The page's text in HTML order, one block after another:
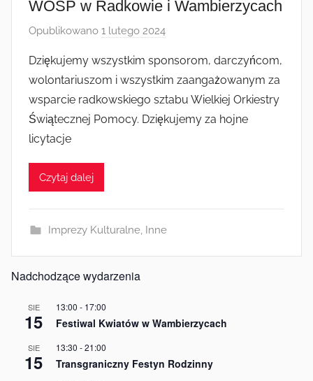
WOŚP w Radkowie i Wambierzycach
Opublikowano 1 lutego 2024
z
e
z
a
Dziękujemy wszystkim sponsorom, darczyńcom,
wolontariuszom i wszystkim zaangażowanym za
wsparcie radkowskiego sztabu Wielkiej Orkiestry
Świątecznej Pomocy. Dziękujemy za hojne
licytacje
Czytaj dalej
Imprezy Kulturalne, Inne
Nadchodzące wydarzenia
SIE
15
13:00 - 17:00
Festiwal Kwiatów w Wambierzycach
SIE
15
13:30 -21:00
Transgraniczny Festyn Rodzinny